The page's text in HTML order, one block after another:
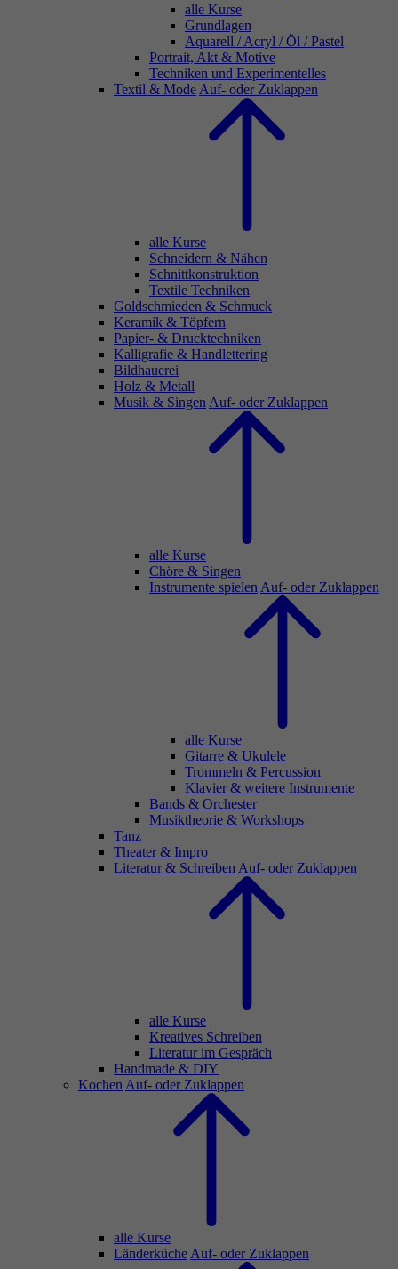
alle Kurse
Grundlagen
Aquarell / Acryl / Öl / Pastel
Portrait, Akt & Motive
Techniken und Experimentelles
Textil & Mode Auf- oder Zuklappen
alle Kurse
Schneidern & Nähen
Schnittkonstruktion
Textile Techniken
Goldschmieden & Schmuck
Keramik & Töpfern
Papier- & Drucktechniken
Kalligrafie & Handlettering
Bildhauerei
Holz & Metall
Musik & Singen Auf- oder Zuklappen
alle Kurse
Chöre & Singen
Instrumente spielen Auf- oder Zuklappen
alle Kurse
Gitarre & Ukulele
Trommeln & Percussion
Klavier & weitere Instrumente
Bands & Orchester
Musiktheorie & Workshops
Tanz
Theater & Impro
Literatur & Schreiben Auf- oder Zuklappen
alle Kurse
Kreatives Schreiben
Literatur im Gespräch
Handmade & DIY
Kochen Auf- oder Zuklappen
alle Kurse
Länderküche Auf- oder Zuklappen